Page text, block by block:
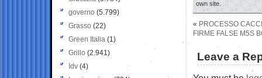
own site.
« PROCESSO
FIRME FALSE M5S
Leave a
governo (5.799)
Grasso (22)
Green Italia (1)
Grillo (2.941)
Idv (4)